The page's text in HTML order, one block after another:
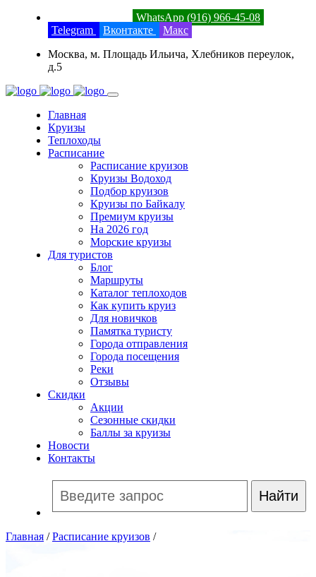
WhatsApp (916) 966-45-08
Telegram
Вконтакте
Макс
Москва, м. Площадь Ильича, Хлебников переулок,
д.5
Главная
Круизы
Теплоходы
Расписание
Расписание круизов
Круизы Водоход
Подбор круизов
Круизы по Байкалу
Премиум круизы
На 2026 год
Морские круизы
Для туристов
Блог
Маршруты
Каталог теплоходов
Как купить круиз
Для новичков
Памятка туристу
Города отправления
Города посещения
Реки
Отзывы
Скидки
Акции
Сезонные скидки
Баллы за круизы
Новости
Контакты
Главная /Расписание круизов /